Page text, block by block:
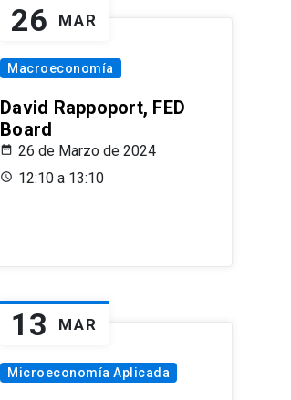
26 MAR
Macroeconomía
David Rappoport, FED
Board
26 de Marzo de 2024
12:10 a 13:10
13 MAR
Microeconomía Aplicada